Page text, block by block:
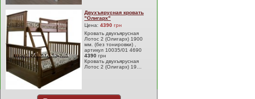
Двухъярусная кровать
"Олигарх"
Цена: 4390 грн
Кровать двухъярусная
Лотос 2 (Олигарх) 1900
мм. (без тонировки) ,
артикул 10035/01 4690
4390 грн
Кровать двухъярусная
Лотос 2 (Олигарх) 19…